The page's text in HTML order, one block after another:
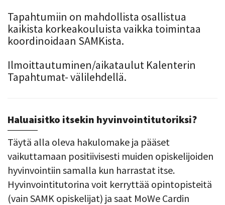
Tapahtumiin on mahdollista osallistua
kaikista korkeakouluista vaikka toimintaa
koordinoidaan SAMKista.
​​​​​​​Ilmoittautuminen/aikataulut Kalenterin
Tapahtumat- välilehdellä.
Haluaisitko itsekin hyvinvointitutoriksi?
Täytä alla oleva hakulomake ja pääset
vaikuttamaan positiivisesti muiden opiskelijoiden
hyvinvointiin samalla kun harrastat itse.
Hyvinvointitutorina voit kerryttää opintopisteitä
(vain SAMK opiskelijat) ja saat MoWe Cardin